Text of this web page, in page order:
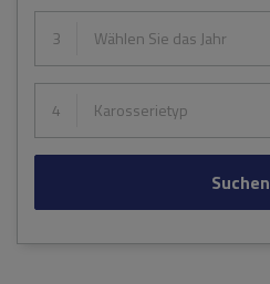
3 Wählen Sie das Jahr
4 Karosserietyp
Suchen